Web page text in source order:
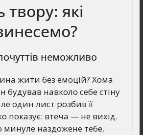
які
неможливо
жити без емоцій? Хома
будував навколо себе стіну
один лист розбив її
показує: втеча — не вихід.
минуле наздожене тебе.